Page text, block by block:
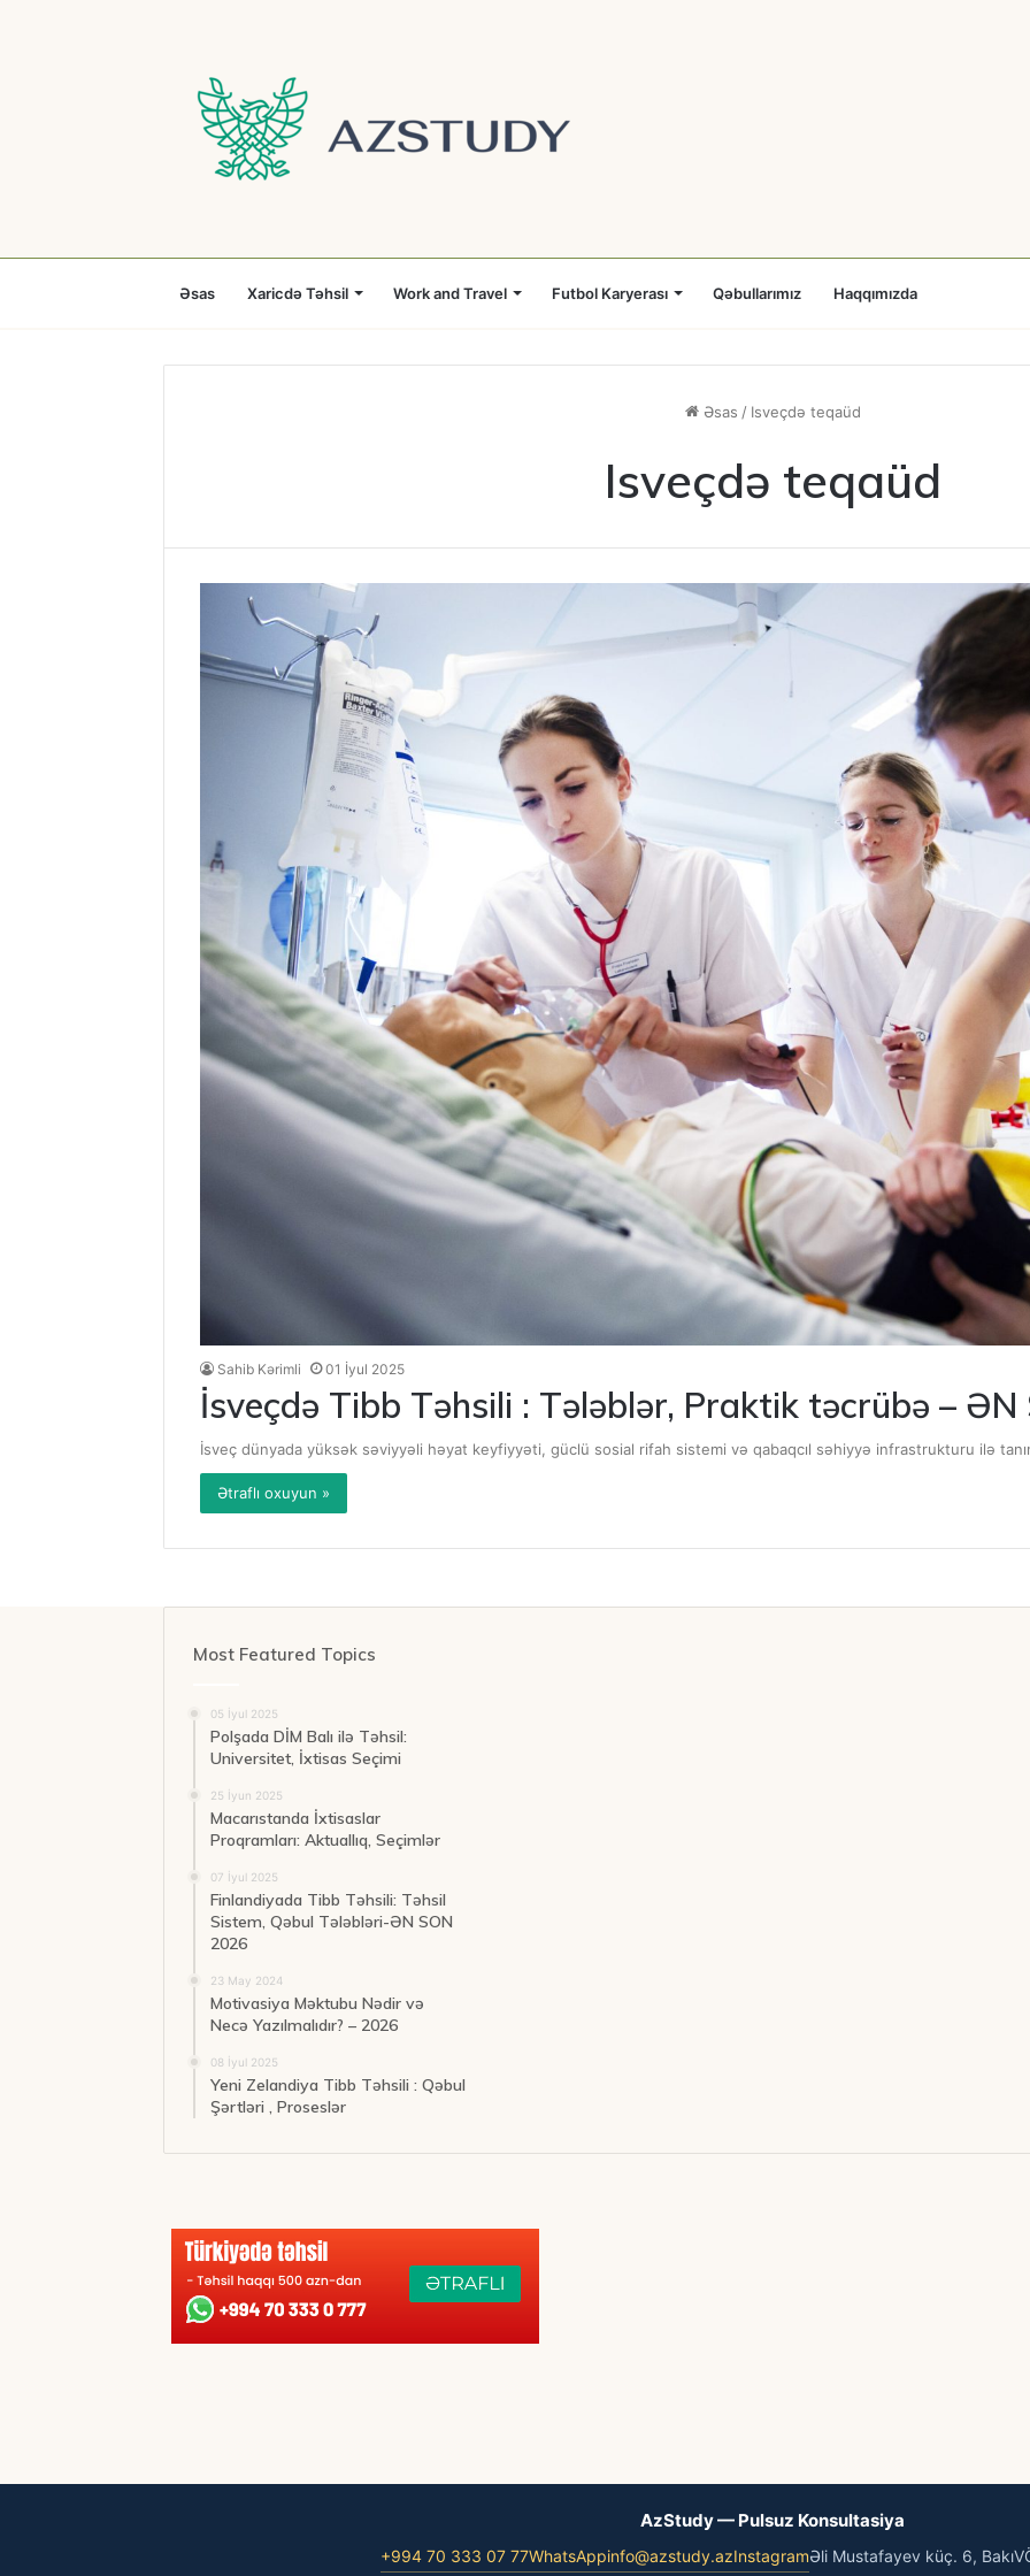
Əsas Xaricdə Təhsil Work and Travel Futbol Karyerası Qəbullarımız Haqqımızda
Əsas / Isveçdə teqaüd
Isveçdə teqaüd
Sahib Kərimli 01 İyul 2025
İsveçdə Tibb Təhsili : Tələblər, Praktik təcrübə – ƏN
İsveç dünyada yüksək səviyyəli həyat keyfiyyəti, güclü sosial rifah sistemi və qabaqcıl səhiyyə infrastrukturu ilə
Ətraflı oxuyun »
Most Featured Topics
05 İyul 2025
Polşada DİM Balı ilə Təhsil:
Universitet, İxtisas Seçimi
25 İyun 2025
Macarıstanda İxtisaslar
Proqramları: Aktuallıq, Seçimlər
07 İyul 2025
Finlandiyada Tibb Təhsili: Təhsil
Sistem, Qəbul Tələbləri-ƏN SON
2026
23 May 2024
Motivasiya Məktubu Nədir və
Necə Yazılmalıdır? – 2026
08 İyul 2025
Yeni Zelandiya Tibb Təhsili : Qəbul
Şərtləri , Proseslər
AzStudy — Pulsuz Konsultasiya
+994 70 333 07 77WhatsAppinfo@azstudy.azInstagramƏli Mustafayev küç. 6, Bakı